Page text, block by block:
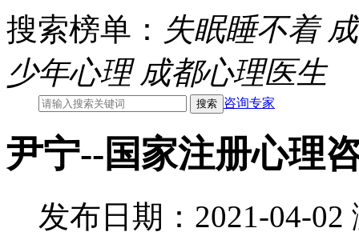
搜索榜单： 失眠睡不着
少年心理 成都心理医生
咨询专家
尹宁--国家注册心理
发布日期：2021-04-02